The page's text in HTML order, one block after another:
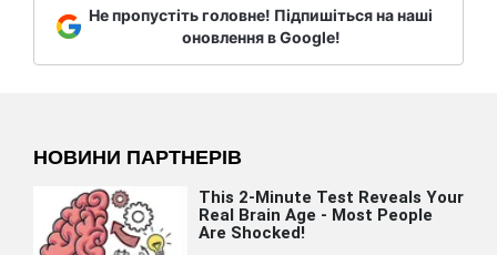
Не пропустіть головне! Підпишіться на наші
оновлення в Google!